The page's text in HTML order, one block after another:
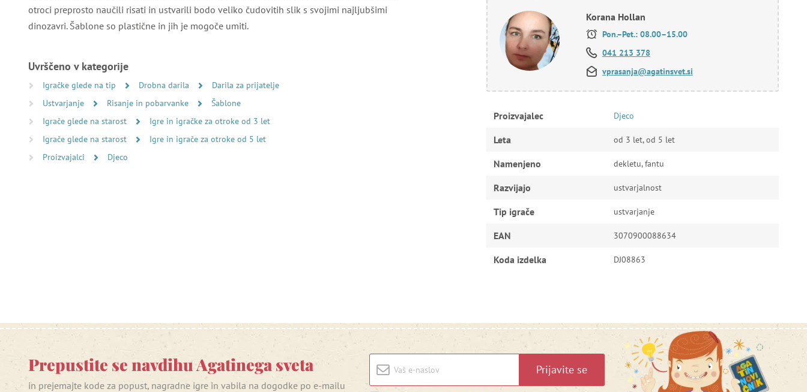
otroci preprosto naučili risati in ustvarili bodo veliko čudovitih slik s svojimi najljubšimi
dinozavri. Šablone so plastične in jih je mogoče umiti.
Uvrščeno v kategorije
Igračke glede na tip Drobna darila
Darila za prijatelje
Ustvarjanje
Risanje in pobarvanke
Šablone
Igrače glede na starost
Igre in igračke za otroke od 3 let
Igrače glede na starost
Igre in igrače za otroke od 5 let
Proizvajalci
Djeco
Korana Hollan
Pon.–Pet.: 08.00–15.00
041 213 378
vprasanja@agatinsvet.si
Proizvajalec Djeco
Leta od 3 let, od 5 let
Namenjeno dekletu, fantu
Razvijajo ustvarjalnost
Tip igrače ustvarjanje
EAN 3070900088634
Koda izdelka DJ08863
Prepustite se navdihu Agatinega sveta
in prejemajte kode za popust, nagradne igre in vabila na dogodke po e-mailu
Prijavite se